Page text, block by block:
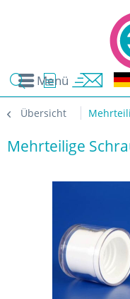
Menü
Übersicht
Mehrteilige